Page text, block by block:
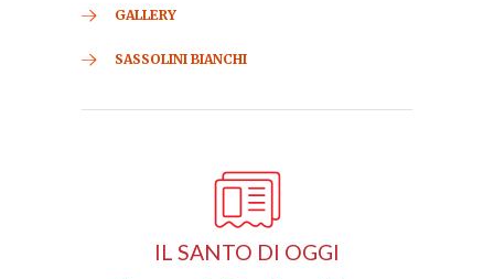
GALLERY
SASSOLINI BIANCHI
IL SANTO DI OGGI